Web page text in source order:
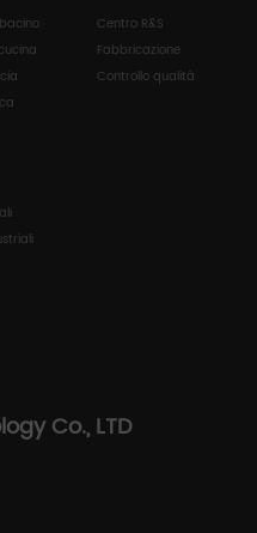
Centro R&S
Fabbricazione
Controllo qualità
Co., LTD